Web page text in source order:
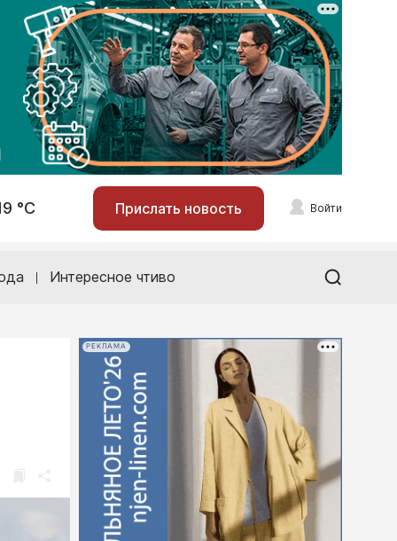
°С Прислать новость Войти
Интересное чтиво
РЕКЛАМА